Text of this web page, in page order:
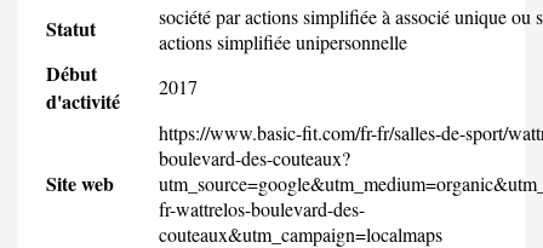
Statut
société par actions simplifiée à associé unique ou
actions simplifiée unipersonnelle
Début
d'activité
2017
Site web
https://www.basic-fit.com/fr-fr/salles-de-sport/
boulevard-des-couteaux?
fr-wattrelos-boulevard-des-
couteaux&utm_campaign=localmaps